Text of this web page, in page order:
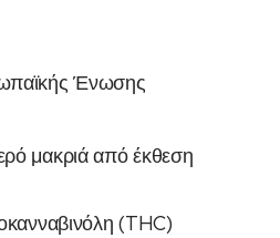
Ένωσης
μακριά από έκθεση
(THC)